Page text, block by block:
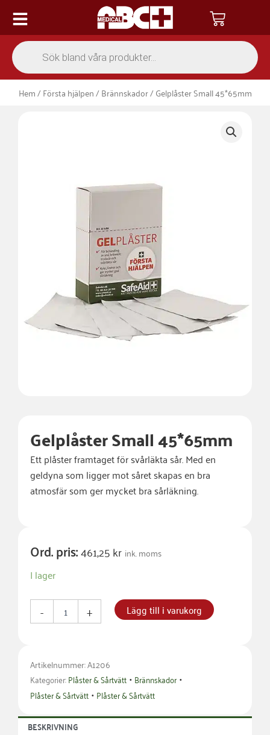
innehåll
Products
search
Hem/Första hjälpen/Brännskador/ Gelplåster Small 45*65mm
Gelplåster Small 45*65mm
Ett plåster framtaget för svårläkta sår. Med en
geldyna som ligger mot såret skapas en bra
atmosfär som ger mycket bra sårläkning.
Ord. pris:461,25kr ink. moms
I lager
-
Gelplåster
Small
45*65mm
+ Lägg till i varukorg
Artikelnummer: A1206
Kategorier:Plåster & Sårtvätt • Brännskador •
Plåster & Sårtvätt • Plåster & Sårtvätt
BESKRIVNING